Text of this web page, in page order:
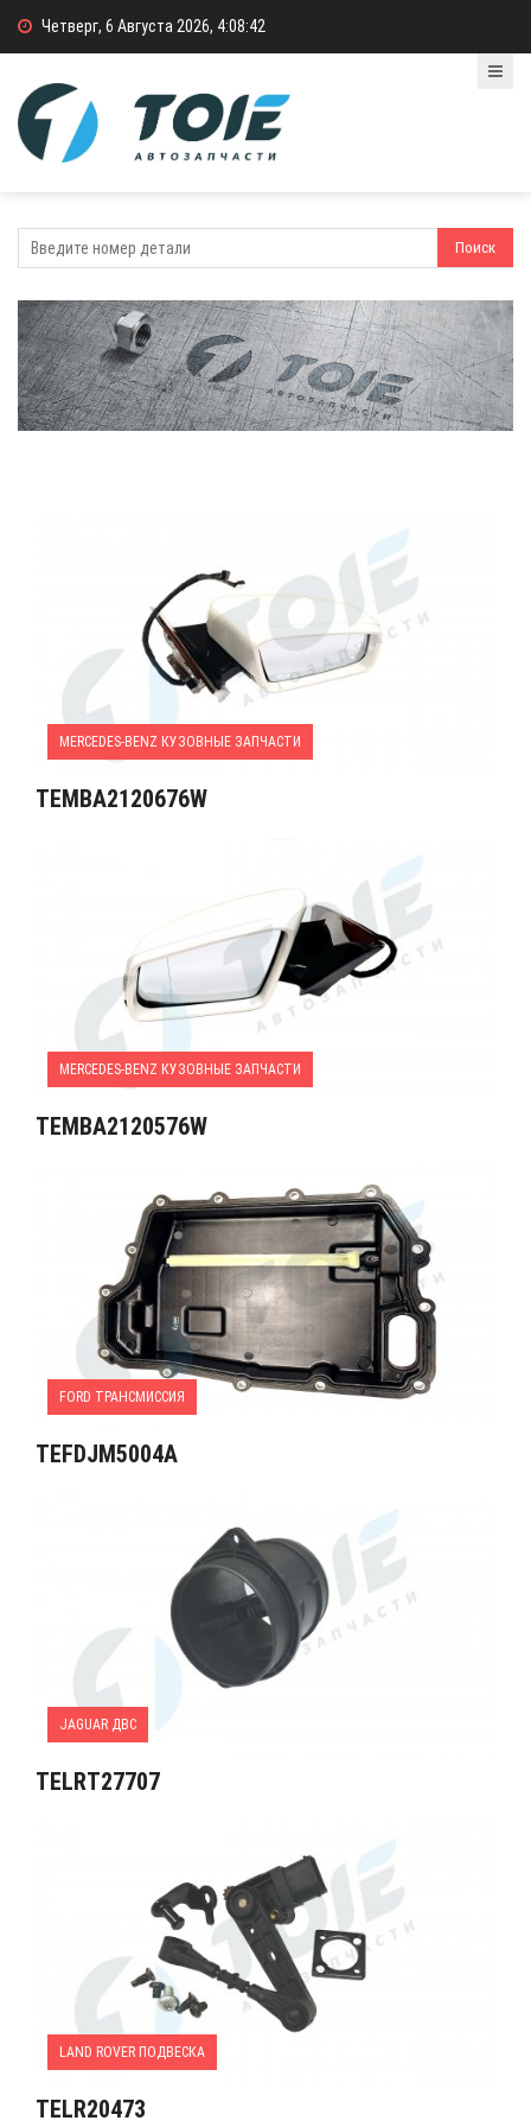
Четверг, 6 Августа 2026, 4:08:43
MERCEDES-BENZ КУЗОВНЫЕ ЗАПЧАСТИ
TEMBA2120676W
MERCEDES-BENZ КУЗОВНЫЕ ЗАПЧАСТИ
TEMBA2120576W
FORD ТРАНСМИССИЯ
TEFDJM5004A
JAGUAR ДВС
TELRT27707
LAND ROVER ПОДВЕСКА
TELR20473